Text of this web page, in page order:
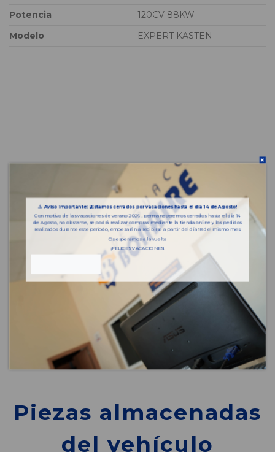
Potencia
120CV 88KW
Modelo
EXPERT KASTEN
Piezas almacenadas
del vehículo
⚠️Aviso importante: ¡Estamos cerrados por vacaciones hasta el día 14 de Agosto!
Con motivo de las vacaciones de verano 2026 , permaneceremos cerrados hasta el día 14
de Agosto, no obstante, se podrá realizar compras mediante la tienda online y los pedidos
realizados durante este periodo, empezarán a recibirse a partir del día 18 del mismo mes.
Os esperamos a la vuelta
¡FELICES VACACIONES!